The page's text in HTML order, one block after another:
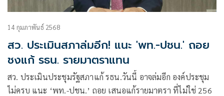
14 กุมภาพันธ์ 2568
สว. ประเมินสภาล่มอีก! แนะ 'พท.-ปชน.' ถอย
ชงแก้ รธน. รายมาตราแทน
สว. ประเมินประชุมรัฐสภาแก้ รธน.วันนี้ อาจล่มอีก องค์ประชุม
ไม่ครบ แนะ ‘พท.-ปชน.’ ถอย เสนอแก้รายมาตรา ที่ไม่ใช่ 256